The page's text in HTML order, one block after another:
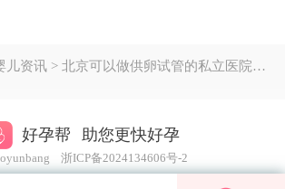
讯 > 北京可以做供卵试管的私立医院名单及费用指南（2025最新版）
好孕帮 助您更快好孕
浙ICP备2024134606号-2